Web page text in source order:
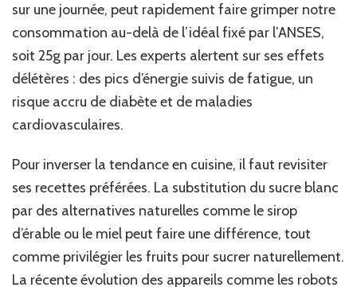
sur une journée, peut rapidement faire grimper notre
consommation au-delà de l’idéal fixé par l’ANSES,
soit 25g par jour. Les experts alertent sur ses effets
délétères : des pics d’énergie suivis de fatigue, un
risque accru de diabète et de maladies
cardiovasculaires.
Pour inverser la tendance en cuisine, il faut revisiter
ses recettes préférées. La substitution du sucre blanc
par des alternatives naturelles comme le sirop
d’érable ou le miel peut faire une différence, tout
comme privilégier les fruits pour sucrer naturellement.
La récente évolution des appareils comme les robots